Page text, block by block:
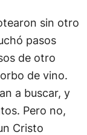
sin otro
pasos
de otro
de vino.
a buscar, y
Pero no,
Cristo